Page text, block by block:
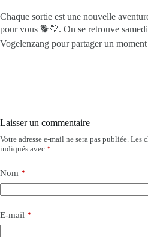
Chaque sortie est une nouvelle
pour vous 🐕💛. On se retrouve
Vogelenzang pour partager un
Laisser un commentaire
Votre adresse e-mail ne sera pas publiée. Les
indiqués avec *
Nom *
E-mail *